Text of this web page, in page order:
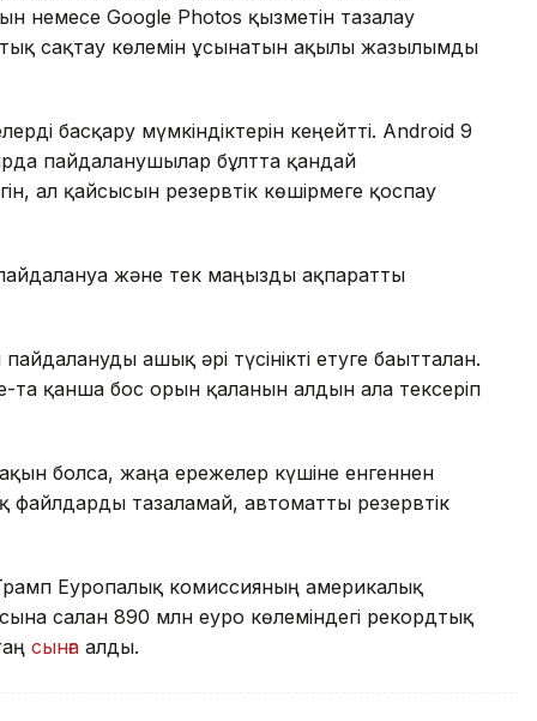
немесе Google Photos қызметін тазалау
сақтау көлемін ұсынатын ақылы жазылымды
басқару мүмкіндіктерін кеңейтті. Android 9
пайдаланушылар бұлтта қандай
ал қайсысын резервтік көшірмеге қоспау
және тек маңызды ақпаратты
ашық әрі түсінікті етуге бағытталған.
қанша бос орын қалғанын алдын ала тексеріп
болса, жаңа ережелер күшіне енгеннен
файлдарды тазаламай, автоматты резервтік
Еуропалық комиссияның америкалық
салған 890 млн еуро көлеміндегі рекордтық
сынға алды.